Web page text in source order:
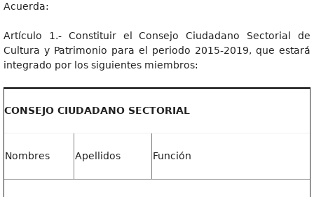
Acuerda:
Artículo 1.- Constituir el Consejo Ciudadano Sectorial de
Cultura y Patrimonio para el periodo 2015-2019, que estará
integrado por los siguientes miembros:
CONSEJO CIUDADANO SECTORIAL
Nombres Apellidos Función